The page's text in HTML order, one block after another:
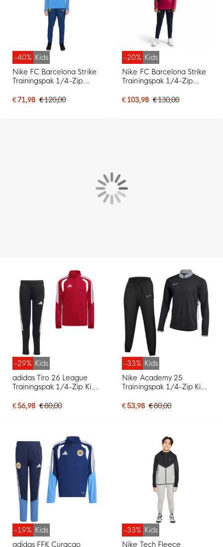
-40% Kids
Nike FC Barcelona Strike
Trainingspak 1/4-Zip
Lichtblauw Donkerblauw
€ 71,98 € 120,00
-20% Kids
Nike FC Barcelona Strike
Trainingspak 1/4-Zip
Donkerblauw Geel
€ 103,98 € 130,00
-29% Kids
adidas Tiro 26 League
Trainingspak 1/4-Zip Kids
€ 56,98 € 80,00
-33% Kids
Nike Academy 25
Trainingspak 1/4-Zip Kids
€ 53,98 € 80,00
-19% Kids
adidas FFK Curacao
-33% Kids
Nike Tech Fleece